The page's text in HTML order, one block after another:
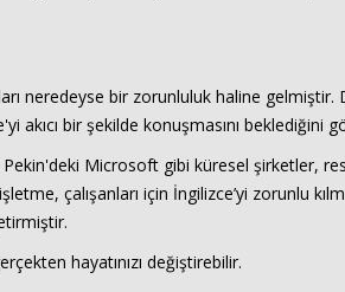
neredeyse bir zorunluluk haline gelmiştir.
akıcı bir şekilde konuşmasını beklediğini
Microsoft gibi küresel şirketler,
çalışanları için İngilizce’yi zorunlu
hayatınızı değiştirebilir.